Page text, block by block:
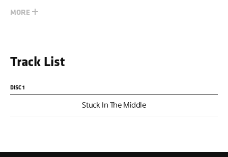
사랑에 서툰 소녀의 감성을 섬세하게 담아낸 POP BALLAD 장르의 곡으로,
가창력은 물론, 유니크한 목소리로 담백하게 풀어냈고,
Don’t know what I’m supposed to do
I’m stuck in the middle with you
Track List
DISC 1
Stuck In The Middle